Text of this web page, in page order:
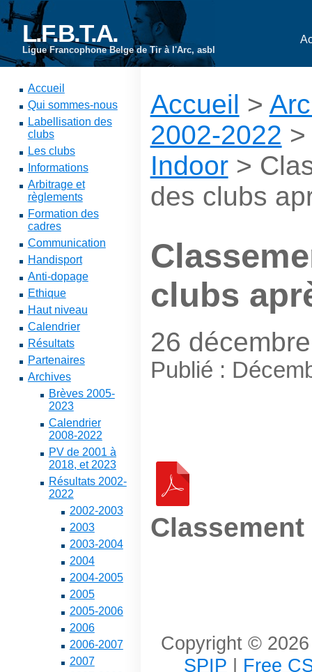
L.F.B.T.A.
Ligue Francophone Belge de Tir à l'Arc, asbl
Accueil
Qui sommes-nous
Labellisation des
clubs
Les clubs
Informations
Arbitrage et
règlements
Formation des
cadres
Communication
Handisport
Anti-dopage
Ethique
Haut niveau
Calendrier
Résultats
Partenaires
Archives
Brèves 2005-
2023
Calendrier
2008-2022
PV de 2001 à
2018, et 2023
Résultats 2002-
2022
2002-2003
2003
2003-2004
2004
2004-2005
2005
2005-2006
2006
2006-2007
2007
Accueil >
2002-2022
Indoor>
des clubs
clubs
26 décembre
Publié :
Classement
Copyright ©
SPIP | Free